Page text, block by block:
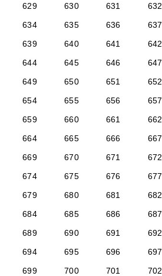
629
630 631 632
634
635 636 637
639
640 641 642
644
645 646 647
649
650 651 652
654
655 656 657
659
660 661 662
664
665 666 667
669
670 671 672
674
675 676 677
679
680 681 682
684
685 686 687
689
690 691 692
694
695 696 697
699
700 701 702